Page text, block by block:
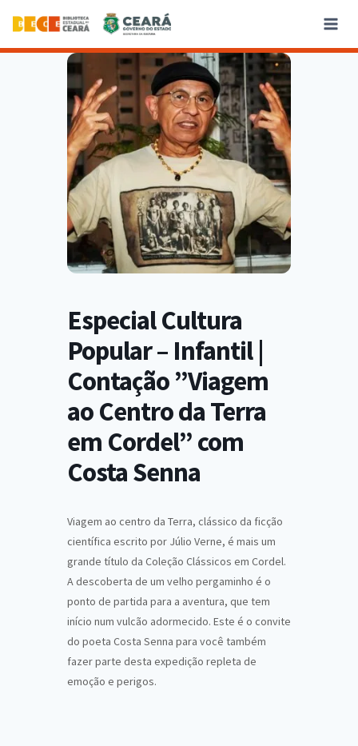
Especial Cultura
Popular – Infantil |
Contação ”Viagem
ao Centro da Terra
em Cordel” com
Costa Senna
Viagem ao centro da Terra, clássico da ficção
científica escrito por Júlio Verne, é mais um
grande título da Coleção Clássicos em Cordel.
A descoberta de um velho pergaminho é o
ponto de partida para a aventura, que tem
início num vulcão adormecido. Este é o convite
do poeta Costa Senna para você também
fazer parte desta expedição repleta de
emoção e perigos.